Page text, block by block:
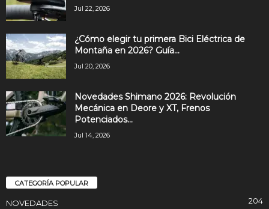
Jul 22, 2026
¿Cómo elegir tu primera Bici Eléctrica de
Montaña en 2026? Guía...
Jul 20, 2026
Novedades Shimano 2026: Revolución
Mecánica en Deore y XT, Frenos
Potenciados...
Jul 14, 2026
CATEGORÍA POPULAR
NOVEDADES 204